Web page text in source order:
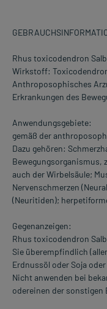
Rhus toxicodendron
Wirkstoff:
Anthroposophisches
Erkrankungen des
Anwendungsgebiete:
gemäß der
Dazu gehören:
Bewegungsorganismus,
auch der Wirbelsäule;
Nervenschmerzen
(Neuritiden);
Gegenanzeigen:
Rhus toxicodendron
Sie überempfindlich
Erdnussöl oder Soja
Nicht anwenden bei
odereinen der sonstigen